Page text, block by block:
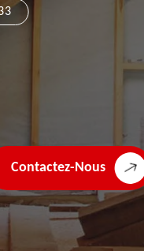
Contactez-Nous